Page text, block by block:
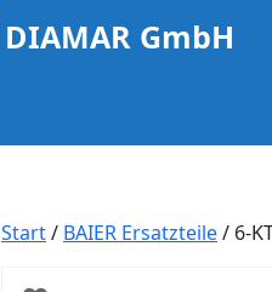
DIAMAR GmbH
Start/ BAIER Ersatzteile/ 6-